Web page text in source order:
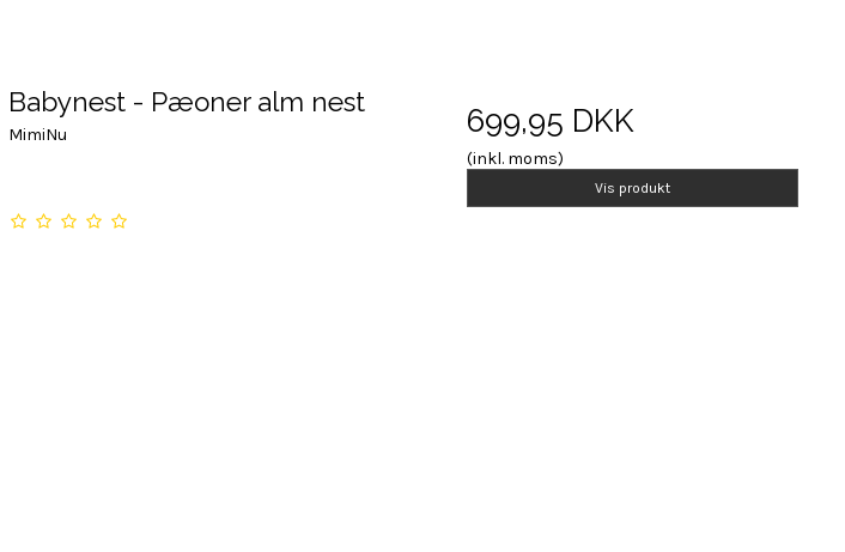
Babynest - Pæoner alm nest
MimiNu 699,95 DKK
(inkl. moms)
Vis produkt